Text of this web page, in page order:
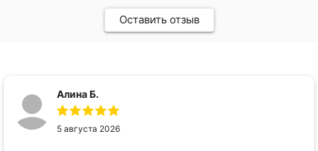
Оставить отзыв
Алина Б.
5 августа 2026